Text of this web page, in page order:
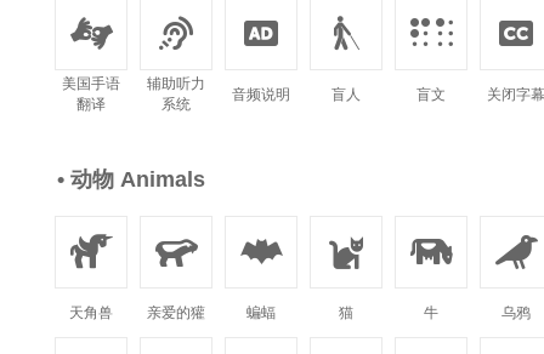
美国手语
翻译
辅助听力
系统
音频说明 盲人 盲文 关闭字幕
天角兽 亲爱的獾 蝙蝠 猫 牛 乌鸦
• 动物 Animals
     
     